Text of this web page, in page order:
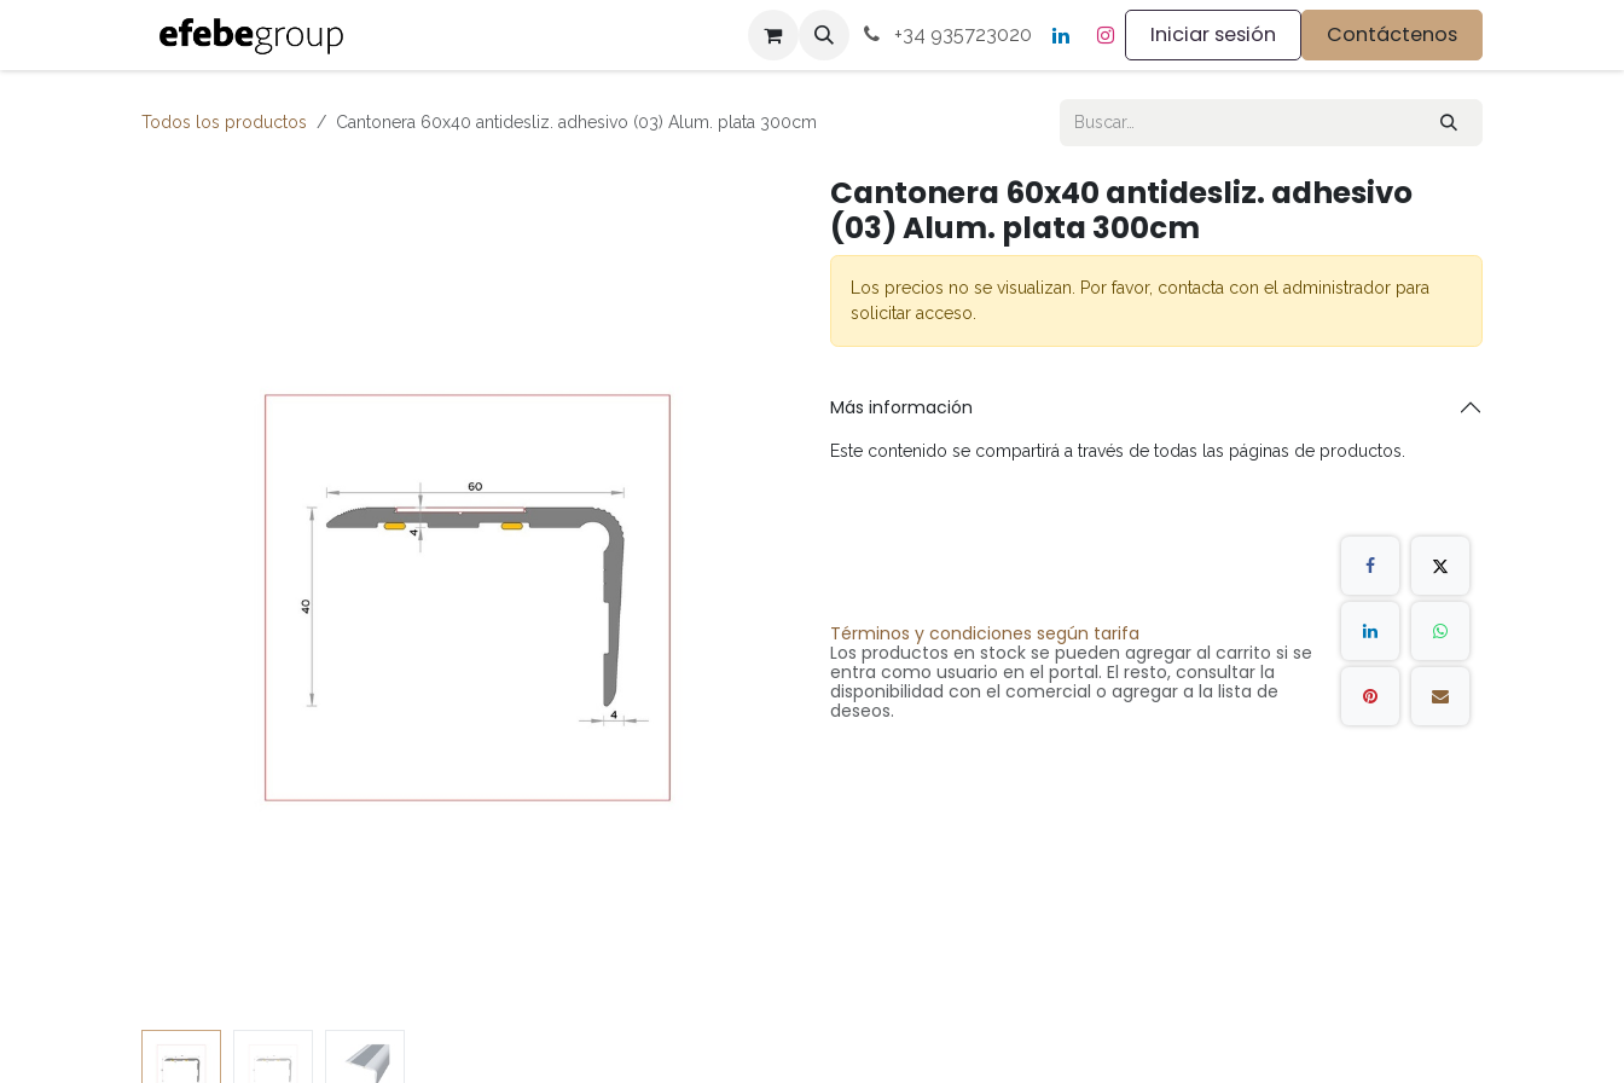
Contacto +34 935723020 Iniciar sesión Contáctenos
Todos los productos Cantonera 60x40 antidesliz. adhesivo (03) Alum. plata 300cm
Cantonera 60x40 antidesliz. adhesivo
(03) Alum. plata 300cm
Los precios no se visualizan. Por favor, contacta con el administrador para
solicitar acceso.
Más información
Este contenido se compartirá a través de todas las páginas de productos.
Términos y condiciones según tarifa
Los productos en stock se pueden agregar al carrito si se
entra como usuario en el portal. El resto, consultar la
disponibilidad con el comercial o agregar a la lista de
deseos.